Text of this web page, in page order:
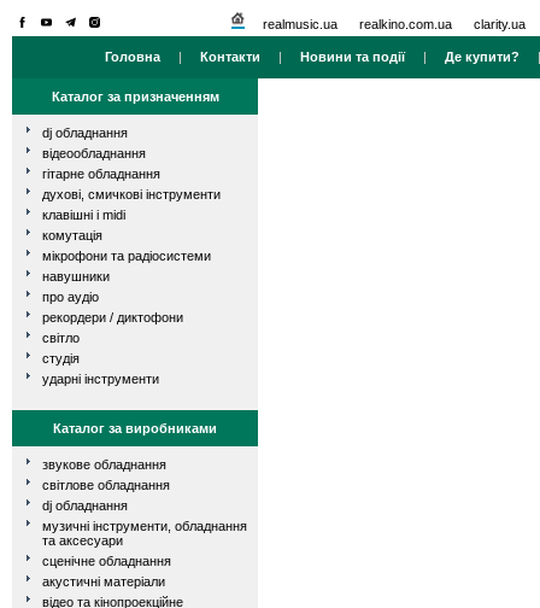
realmusic.ua realkino.com.ua clarity.ua
Головна | Контакти | Новини та події| Де купити?
Каталог за призначенням
dj обладнання
відеообладнання
гітарне обладнання
духові, смичкові інструменти
клавішні і midi
комутація
мікрофони та радіосистеми
навушники
про аудіо
рекордери / диктофони
світло
студія
ударні інструменти
Каталог за виробниками
звукове обладнання
світлове обладнання
dj обладнання
музичні інструменти, обладнання
та аксесуари
сценічне обладнання
акустичні матеріали
відео та кінопроекційне